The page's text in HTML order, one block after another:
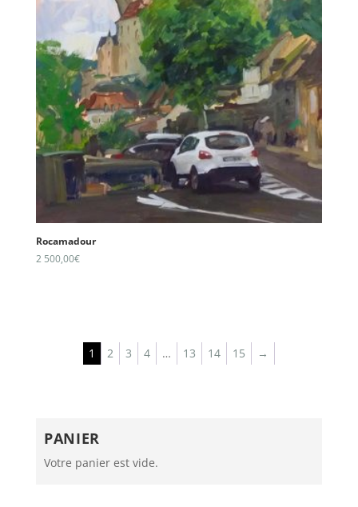
Rocamadour
2 500,00€
1 2 3 4 … 13 14 15 →
PANIER
Votre panier est vide.